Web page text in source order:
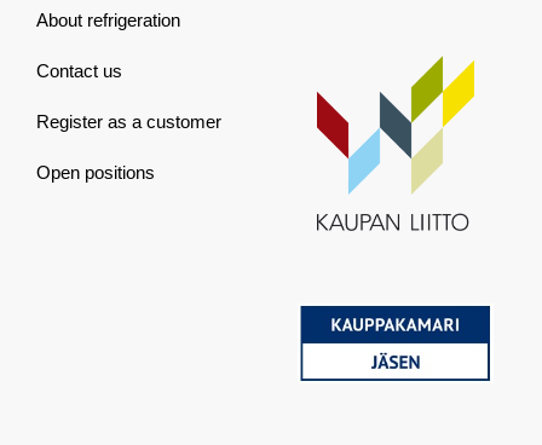
About refrigeration
Contact us
Register as a customer
Open positions